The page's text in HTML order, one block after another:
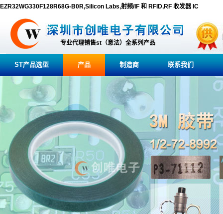
EZR32WG330F128R68G-B0R,Silicon Labs,射频/IF 和 RFID,RF 收发器 IC
专业代理销售st（意法）全系列产品
ST产品选型 产品 制造商 联系我们